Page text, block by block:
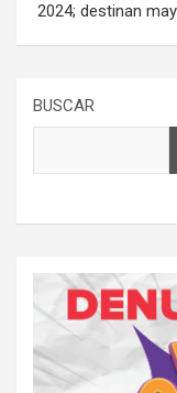
2024; destinan
BUSCAR